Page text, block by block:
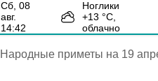
сб, 08
авг.
14:42
Ноглики
+13 °С,
облачно
Народные приметы на 19